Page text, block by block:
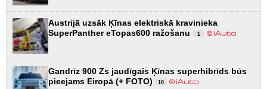
Austrijā uzsāk Ķīnas elektriskā kravinieka
SuperPanther eTopas600 ražošanu
1
Gandrīz 900 Zs jaudīgais Ķīnas superhibrīds būs
pieejams Eiropā (+ FOTO)
10